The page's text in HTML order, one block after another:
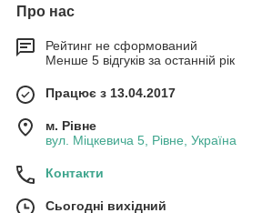
Про нас
Рейтинг не сформований
Менше 5 відгуків за останній рік
Працює з 13.04.2017
м. Рівне
вул. Міцкевича 5, Рівне, Україна
Контакти
Сьогодні вихідний